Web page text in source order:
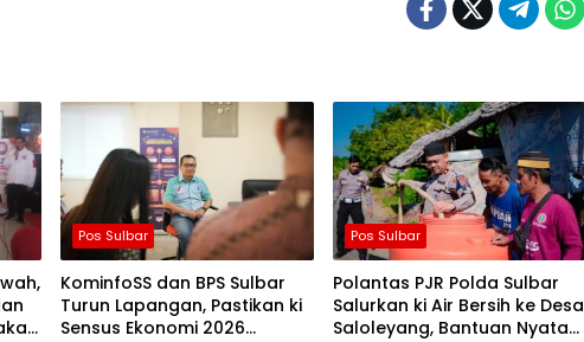
Pos Sulbar
KominfoSS dan BPS Sulbar
Turun Lapangan, Pastikan ki
Sensus Ekonomi 2026
Pos Sulbar
Polantas PJR Polda Sulbar
Salurkan ki Air Bersih ke Desa
Saloleyang, Bantuan Nyata